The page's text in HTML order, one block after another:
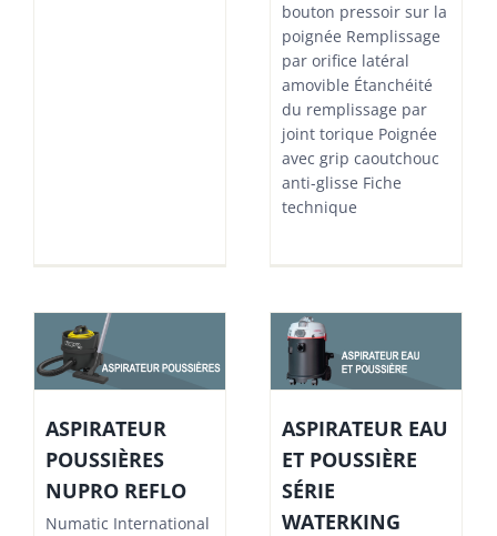
bouton pressoir sur la
poignée Remplissage
par orifice latéral
amovible Étanchéité
du remplissage par
joint torique Poignée
avec grip caoutchouc
anti-glisse Fiche
technique
ASPIRATEUR
POUSSIÈRES
NUPRO REFLO
Numatic International
ASPIRATEUR EAU
ET POUSSIÈRE
SÉRIE
WATERKING